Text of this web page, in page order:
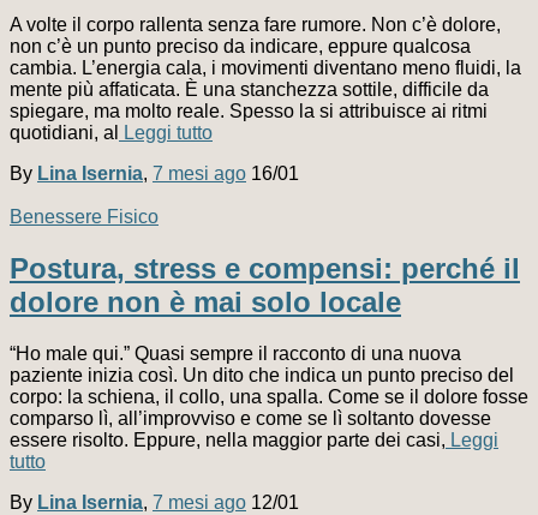
A volte il corpo rallenta senza fare rumore. Non c’è dolore,
non c’è un punto preciso da indicare, eppure qualcosa
cambia. L’energia cala, i movimenti diventano meno fluidi, la
mente più affaticata. È una stanchezza sottile, difficile da
spiegare, ma molto reale. Spesso la si attribuisce ai ritmi
quotidiani, al Leggi tutto
By Lina Isernia, 7 mesi ago 16/01
Benessere Fisico
Postura, stress e compensi: perché il
dolore non è mai solo locale
“Ho male qui.” Quasi sempre il racconto di una nuova
paziente inizia così. Un dito che indica un punto preciso del
corpo: la schiena, il collo, una spalla. Come se il dolore fosse
comparso lì, all’improvviso e come se lì soltanto dovesse
essere risolto. Eppure, nella maggior parte dei casi, Leggi
tutto
By Lina Isernia, 7 mesi ago 12/01